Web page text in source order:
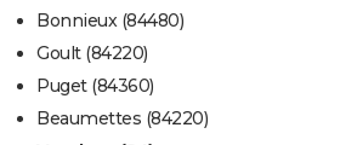
Bonnieux (84480)
Goult (84220)
Puget (84360)
Beaumettes (84220)